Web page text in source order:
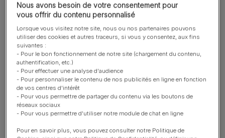
S'occuper d'un chien âgé
Tous nos articles sur les chiens
Nous avons besoin de votre consentement pour
vous offrir du contenu personnalisé
Lorsque vous visitez notre site, nous ou nos partenaires pouvons
utiliser des cookies et autres traceurs, si vous y consentez, aux fins
suivantes :
- Pour le bon fonctionnement de notre site (chargement du contenu,
authentification, etc.)
- Pour effectuer une analyse d'audience
- Pour personnaliser le contenu de nos publicités en ligne en fonction
de vos centres d'intérêt
- Pour vous permettre de partager du contenu via les boutons de
réseaux sociaux
- Pour vous permettre d'utiliser notre module de chat en ligne
Pour en savoir plus, vous pouvez consulter notre Politique de